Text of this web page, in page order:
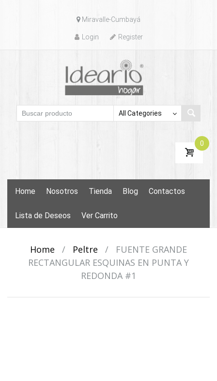
to
Miravalle-Cumbayá
Login Register
0
Home Nosotros Tienda Blog Contactos
Lista de Deseos Ver Carrito
Home / Peltre /
FUENTE GRANDE
RECTANGULAR ESQUINAS EN PUNTA Y
REDONDA #1